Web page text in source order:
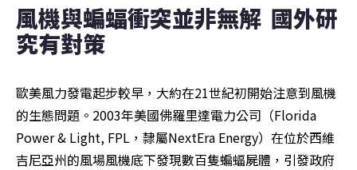
風機與蝙蝠衝突並非無解  國外研
究有對策
歐美風力發電起步較早，大約在21世紀初開始注意到風機
的生態問題。2003年美國佛羅里達電力公司（Florida
Power & Light, FPL，隸屬NextEra Energy）在位於西維
吉尼亞州的風場風機底下發現數百隻蝙蝠屍體，引發政府